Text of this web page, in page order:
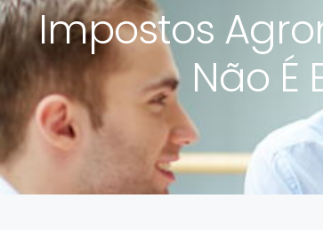
Impostos
Não É